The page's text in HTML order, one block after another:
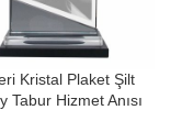
Kristal Plaket Şilt
Tabur Hizmet Anısı